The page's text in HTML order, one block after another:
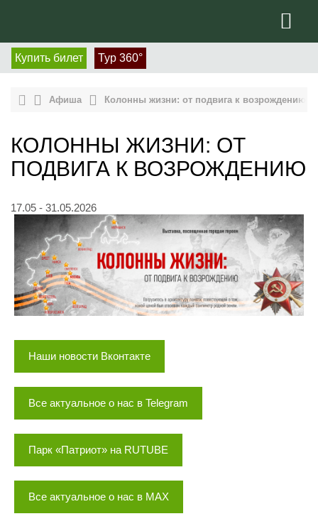
Купить билет Тур 360°
Афиша Колонны жизни: от подвига к возрождению
КОЛОННЫ ЖИЗНИ: ОТ
ПОДВИГА К ВОЗРОЖДЕНИЮ
17.05 - 31.05.2026
Наши новости Вконтакте
Все актуальное о нас в Telegram
Парк «Патриот» на RUTUBE
Все актуальное о нас в MAX